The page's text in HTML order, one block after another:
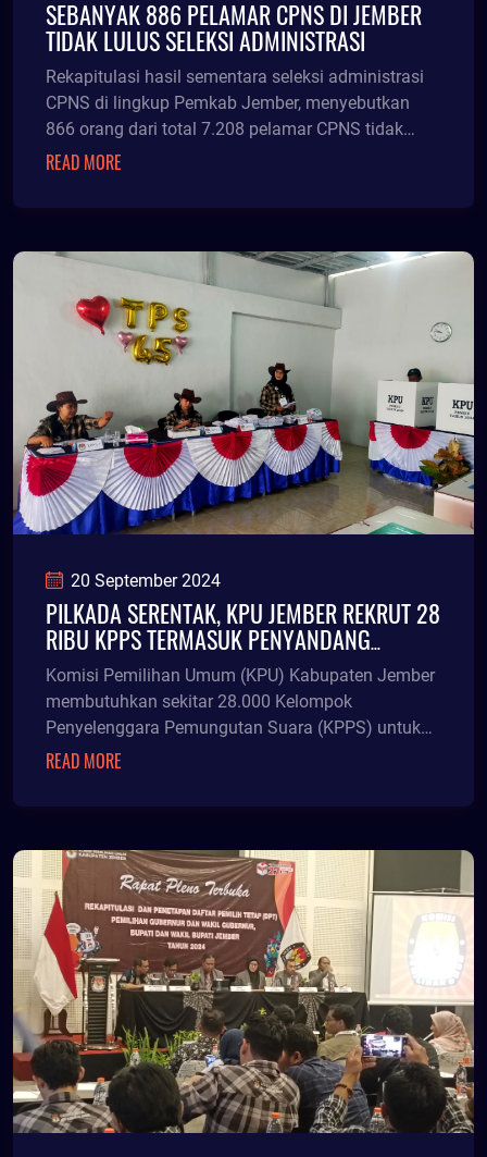
SEBANYAK 886 PELAMAR CPNS DI JEMBER
TIDAK LULUS SELEKSI ADMINISTRASI
Rekapitulasi hasil sementara seleksi administrasi
CPNS di lingkup Pemkab Jember, menyebutkan
866 orang dari total 7.208 pelamar CPNS tidak
lulus se
READ MORE
20 September 2024
PILKADA SERENTAK, KPU JEMBER REKRUT 28
RIBU KPPS TERMASUK PENYANDANG
DISABILITAS
Komisi Pemilihan Umum (KPU) Kabupaten Jember
membutuhkan sekitar 28.000 Kelompok
Penyelenggara Pemungutan Suara (KPPS) untuk
pelaksanaan Pilkada se
READ MORE